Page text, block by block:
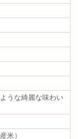
うな綺麗な味わい
米）